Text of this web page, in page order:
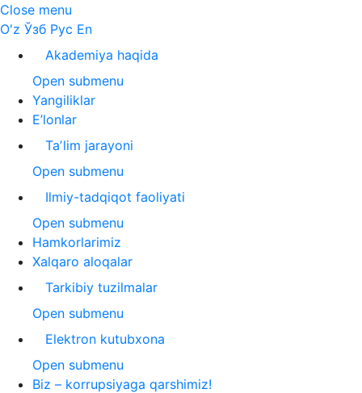
Close menu
O'z Ўзб Рус En
Akademiya haqida
Open submenu
Yangiliklar
E’lonlar
Taʼlim jarayoni
Open submenu
Ilmiy-tadqiqot faoliyati
Open submenu
Hamkorlarimiz
Xalqaro aloqalar
Tarkibiy tuzilmalar
Open submenu
Elektron kutubxona
Open submenu
Biz – korrupsiyaga qarshimiz!